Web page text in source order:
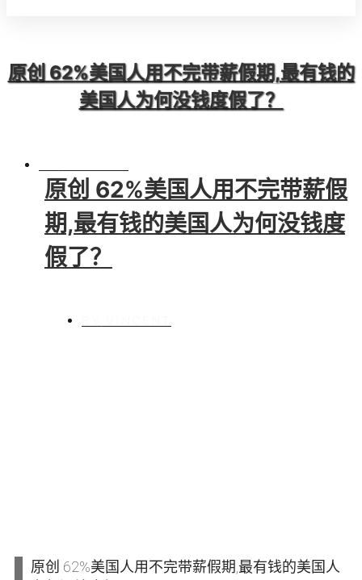
原创 62%美国人用不完带薪假期,最有钱的
美国人为何没钱度假了？
原创 62%美国人用不完带薪假
期,最有钱的美国人为何没钱度
假了？
原创 62%美国人用不完带薪假期,最有钱的美国人